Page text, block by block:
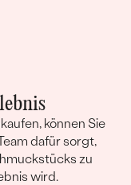
können Sie
dafür sorgt,
zu
wird.